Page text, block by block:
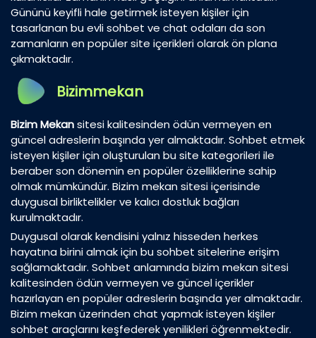
Gününü keyifli hale getirmek isteyen kişiler için
tasarlanan bu evli sohbet ve chat odaları da son
zamanların en popüler site içerikleri olarak ön plana
çıkmaktadır.
Bizimmekan
Bizim Mekansitesi kalitesinden ödün vermeyen en
güncel adreslerin başında yer almaktadır. Sohbet etmek
isteyen kişiler için oluşturulan bu site kategorileri ile
beraber son dönemin en popüler özelliklerine sahip
olmak mümkündür. Bizim mekan sitesi içerisinde
duygusal birliktelikler ve kalıcı dostluk bağları
kurulmaktadır.
Duygusal olarak kendisini yalnız hisseden herkes
hayatına birini almak için bu sohbet sitelerine erişim
sağlamaktadır. Sohbet anlamında bizim mekan sitesi
kalitesinden ödün vermeyen ve güncel içerikler
hazırlayan en popüler adreslerin başında yer almaktadır.
Bizim mekan üzerinden chat yapmak isteyen kişiler
sohbet araçlarını keşfederek yenilikleri öğrenmektedir.